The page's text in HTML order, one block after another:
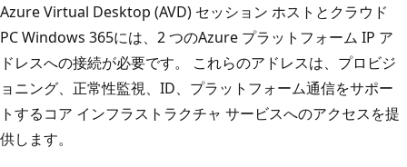
Azure Virtual Desktop (AVD) セッション ホストとクラウド
PC Windows 365には、2 つのAzure プラットフォーム IP ア
ドレスへの接続が必要です。 これらのアドレスは、プロビジ
ョニング、正常性監視、ID、プラットフォーム通信をサポー
トするコア インフラストラクチャ サービスへのアクセスを提
供します。